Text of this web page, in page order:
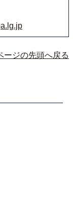
ージの先頭へ戻る